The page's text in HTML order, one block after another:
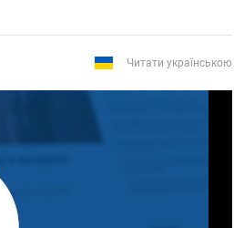
Читати українською